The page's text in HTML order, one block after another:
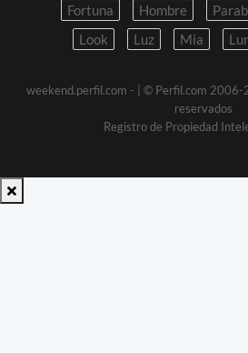
Fortuna
Hombre
Look
Luz Mia
weekend.perfil.com -
| © Perfil.com 2006-
reservados
Registro de Propiedad